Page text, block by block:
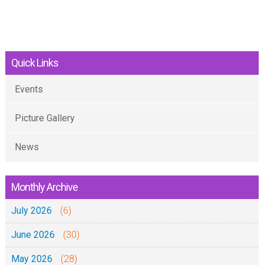
Quick Links
Events
Picture Gallery
News
Monthly Archive
July 2026 (6)
June 2026 (30)
May 2026 (28)